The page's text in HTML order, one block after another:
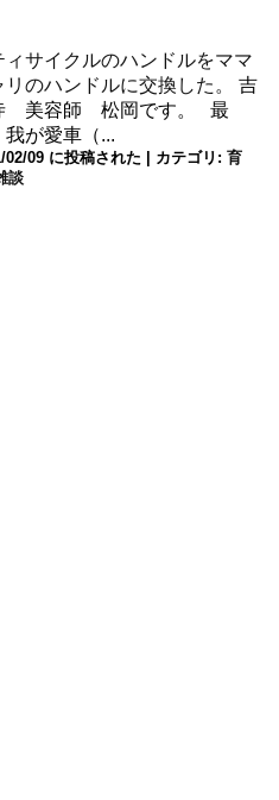
ィサイクルのハンドルをママ
リのハンドルに交換した。
吉
美容師 松岡です。 最
我が愛車（...
02/09 に投稿された カテゴリ: 育
談